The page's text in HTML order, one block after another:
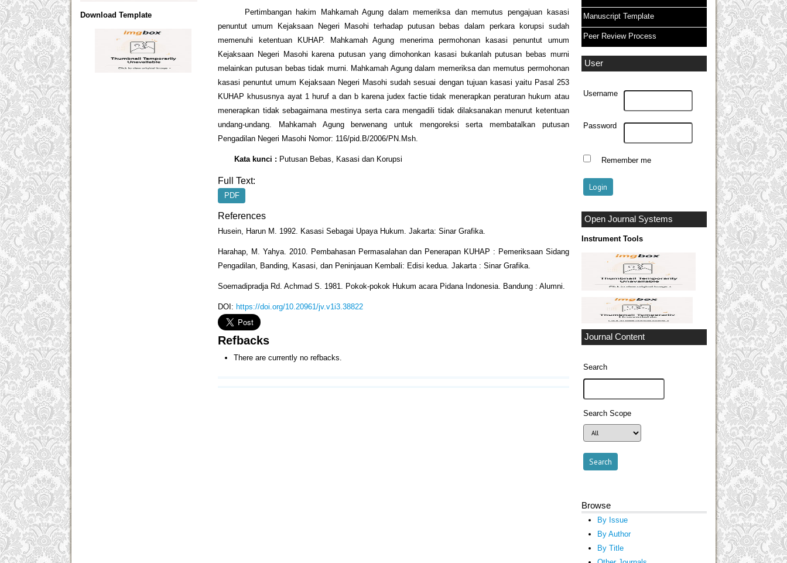
Manuscript Template
Peer Review Process
User
Username
Password
Remember me
Open Journal Systems
Instrument Tools
Journal Content
Search
Search Scope
Browse
By Issue
By Author
By Title
Download Template
Pertimbangan hakim Mahkamah Agung dalam memeriksa dan memutus pengajuan kasasi
penuntut umum Kejaksaan Negeri Masohi terhadap putusan bebas dalam perkara korupsi sudah
memenuhi ketentuan KUHAP. Mahkamah Agung menerima permohonan kasasi penuntut umum
Kejaksaan Negeri Masohi karena putusan yang dimohonkan kasasi bukanlah putusan bebas murni
melainkan putusan bebas tidak murni. Mahkamah Agung dalam memeriksa dan memutus permohonan
kasasi penuntut umum Kejaksaan Negeri Masohi sudah sesuai dengan tujuan kasasi yaitu Pasal 253
KUHAP khususnya ayat 1 huruf a dan b karena judex factie tidak menerapkan peraturan hukum atau
menerapkan tidak sebagaimana mestinya serta cara mengadili tidak dilaksanakan menurut ketentuan
undang-undang. Mahkamah Agung berwenang untuk mengoreksi serta membatalkan putusan
Pengadilan Negeri Masohi Nomor: 116/pid.B/2006/PN.Msh.
Kata kunci : Putusan Bebas, Kasasi dan Korupsi
Full Text:
PDF
References
Husein, Harun M. 1992. Kasasi Sebagai Upaya Hukum. Jakarta: Sinar Grafika.
Harahap, M. Yahya. 2010. Pembahasan Permasalahan dan Penerapan KUHAP : Pemeriksaan Sidang
Pengadilan, Banding, Kasasi, dan Peninjauan Kembali: Edisi kedua. Jakarta : Sinar Grafika.
Soemadipradja Rd. Achmad S. 1981. Pokok-pokok Hukum acara Pidana Indonesia. Bandung : Alumni.
DOI:https://doi.org/10.20961/jv.v1i3.38822
Refbacks
There are currently no refbacks.